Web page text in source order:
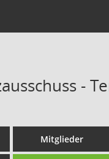
-
Mitglieder